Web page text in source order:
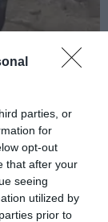
parties, or
for
opt-out
that after your
seeing
utilized by
prior to
Εν
του
(βίντεο)